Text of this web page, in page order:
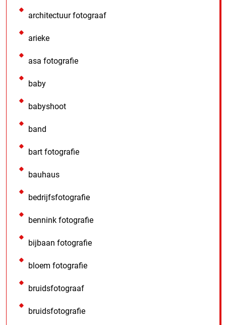
architectuur fotograaf
arieke
asa fotografie
baby
babyshoot
band
bart fotografie
bauhaus
bedrijfsfotografie
bennink fotografie
bijbaan fotografie
bloem fotografie
bruidsfotograaf
bruidsfotografie